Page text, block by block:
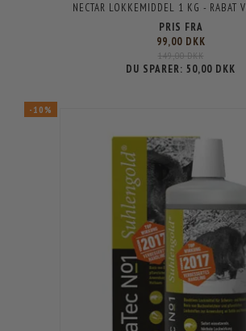
NECTAR LOKKEMIDDEL 1 KG - RABAT
PRIS FRA
99,00 DKK
149,00 DKK
DU SPARER: 50,00 DKK
-10%